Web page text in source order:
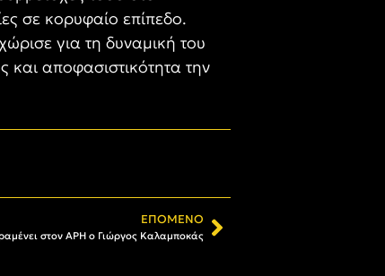
σε κορυφαίο επίπεδο.
για τη δυναμική του
αποφασιστικότητα την
ΕΠΌΜΕΝΟ
στον ΑΡΗ ο Γιώργος Καλαμποκάς